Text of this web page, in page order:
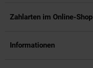
Zahlarten im Online-Shop
Informationen